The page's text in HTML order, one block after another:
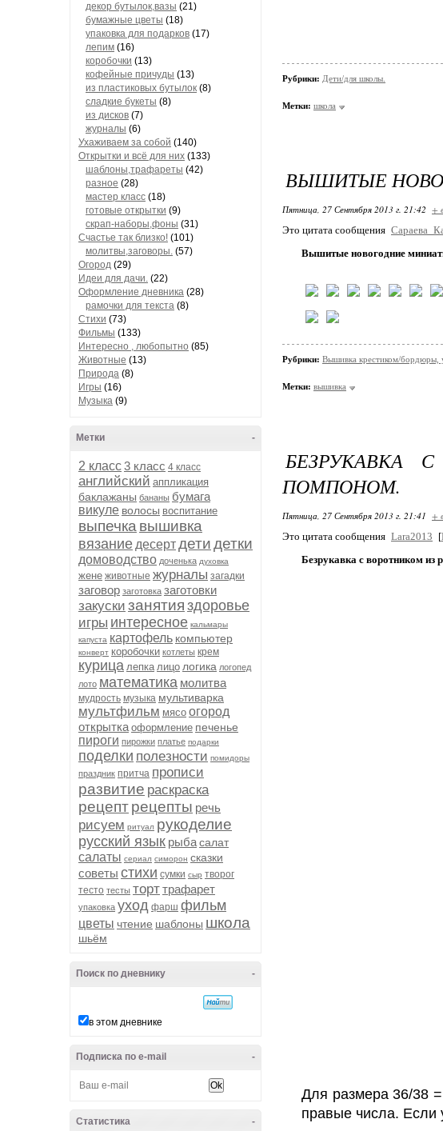
декор бутылок,вазы (21)
бумажные цветы (18)
упаковка для подарков (17)
лепим (16)
коробочки (13)
кофейные причуды (13)
из пластиковых бутылок (8)
сладкие букеты (8)
из дисков (7)
журналы (6)
Ухаживаем за собой (140)
Открытки и всё для них (133)
шаблоны,трафареты (42)
разное (28)
мастер класс (18)
готовые открытки (9)
скрап-наборы,фоны (31)
Счастье так близко! (101)
молитвы,заговоры. (57)
Огород (29)
Идеи для дачи. (22)
Оформление дневника (28)
рамочки для текста (8)
Стихи (73)
Фильмы (133)
Интересно , любопытно (85)
Животные (13)
Природа (8)
Игры (16)
Музыка (9)
-
Метки
2 класс3 класс 4 класс
английский аппликация
баклажаны бананы бумага
викуле волосы воспитание
выпечка вышивка
вязание десертдетидетки
домоводство доченька духовка
жене животные журналы загадки
заговор заготовка заготовки
закуски занятия здоровье
игры интересное кальмары
капуста картофель компьютер
конверт коробочки котлеты крем
курица лепка лицо логика логопед
лото математика молитва
мудрость музыка мультиварка
мультфильм мясо огород
открытка оформление печенье
пироги пирожки платье подарки
поделки полезности помидоры
праздник притча прописи
развитие раскраска
рецептрецепты речь
рисуем ритуал рукоделие
русский язык рыбасалат
салаты сериал симорон сказки
советы стихи сумки сыр творог
тесто тесты торттрафарет
упаковка уход фарш фильм
цветы чтение шаблоны школа
шьём
-
Поиск по дневнику
в этом дневнике
-
Подписка по e-mail
-
Статистика
Рубрики: Дети/для школы.
Метки: школа
ВЫШИТЫЕ
Пятница, 27 Сентября 2013 г. 21:42 +
Это цитата сообщения
Вышитые новогодние
Рубрики: Вышивка крестиком/бордюры,
Метки: вышивка
БЕЗРУКАВКА
ПОМПОНОМ.
Пятница, 27 Сентября 2013 г. 21:41 +
Это цитата сообщения Lara2013 [
Безрукавка с воротником из
Для размера 36/38
правые числа. Если